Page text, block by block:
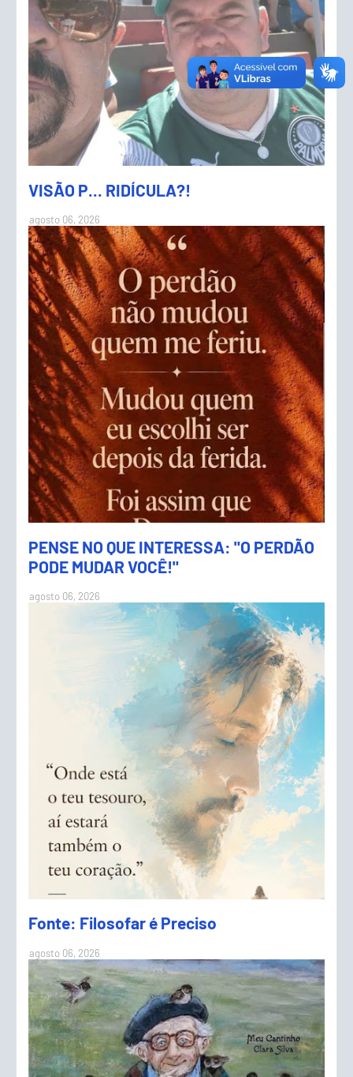
VISÃO P... RIDÍCULA?!
agosto 06, 2026
PENSE NO QUE INTERESSA: "O PERDÃO
PODE MUDAR VOCÊ!"
agosto 06, 2026
Fonte: Filosofar é Preciso
agosto 06, 2026